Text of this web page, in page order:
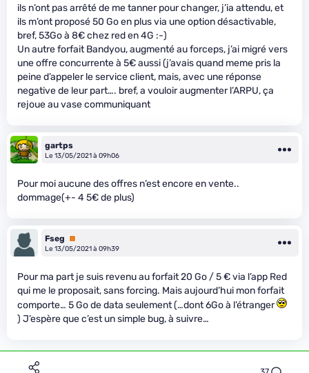
ils n’ont pas arrêté de me tanner pour changer, j’ia attendu, et
ils m’ont proposé 50 Go en plus via une option désactivable,
bref, 53Go à 8€ chez red en 4G :-)
Un autre forfait Bandyou, augmenté au forceps, j’ai migré vers
une offre concurrente à 5€ aussi (j’avais quand meme pris la
peine d’appeler le service client, mais, avec une réponse
negative de leur part…. bref, a vouloir augmenter l’ARPU, ça
rejoue au vase communiquant
gartps
Le 13/05/2021 à 09h06
Pour moi aucune des offres n’est encore en vente..
dommage(+- 4 5€ de plus)
Fseg
Premium
Le 13/05/2021 à 09h39
Pour ma part je suis revenu au forfait 20 Go / 5 € via l’app Red
qui me le proposait, sans forcing. Mais aujourd’hui mon forfait
comporte… 5 Go de data seulement (…dont 6Go à l’étranger
) J’espère que c’est un simple bug, à suivre…